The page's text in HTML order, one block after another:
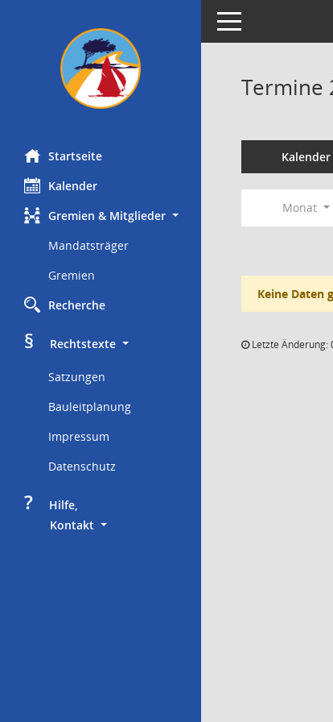
Startseite
Kalender
Gremien & Mitglieder
Mandatsträger
Gremien
Recherche
§
     Rechtstexte
Satzungen
Bauleitplanung
Impressum
Datenschutz
?
     Hilfe,
Kontakt
Toggle navigation
Termine
Kalender
Monat
Keine Daten
Letzte Änderung: